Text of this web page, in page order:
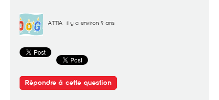
ATTIA il y a environ 9 ans
Répondre à cette question